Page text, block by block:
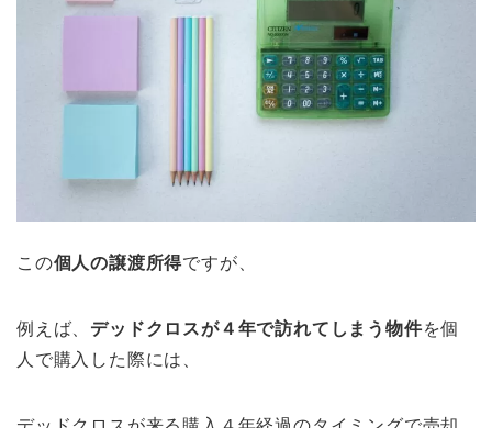
この個人の譲渡所得ですが、
例えば、 デッドクロスが４年で訪れてしまう物件を個
人で購入した際には、